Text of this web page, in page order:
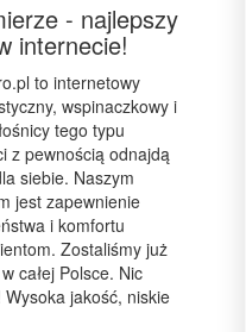
- najlepszy
internecie!
to internetowy
wspinaczkowy i
tego typu
z pewnością odnajdą
siebie. Naszym
jest zapewnienie
i komfortu
Zostaliśmy już
całej Polsce. Nic
jakość, niskie